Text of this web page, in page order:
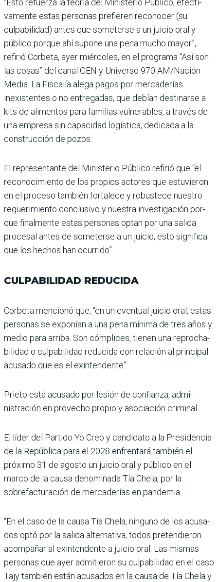
“Esto refuerza la teoría del Ministerio Público, efecti­
vamente estas personas pre­fieren reconocer (su
culpabi­lidad) antes que someterse a un juicio oral y
público por­que ahí supone una pena mucho mayor”,
refirió Cor­beta, ayer miércoles, en el programa “Así son
las cosas” del canal GEN y Universo 970 AM/Nación
Media. La Fiscalía alega pagos por mercaderías
inexistentes o no entregadas, que debían destinarse a
kits de alimen­tos para familias vulnera­bles, a través de
una empresa sin capacidad logística, dedi­cada a la
construcción de pozos.
El representante del Minis­terio Público refirió que “el
reconocimiento de los pro­pios actores que estuvieron
en el proceso también for­talece y robustece nuestro
requerimiento conclusivo y nuestra investigación por­
que finalmente estas per­sonas optan por una salida
procesal antes de someterse a un juicio, esto significa
que los hechos han ocurrido”.
CULPABILIDAD REDUCIDA
Corbeta mencionó que, “en un eventual juicio oral, estas
personas se exponían a una pena mínima de tres años y
medio para arriba. Son cóm­plices, tienen una reprocha­
bilidad o culpabilidad redu­cida con relación al principal
acusado que es el exinten­dente”.
Prieto está acusado por lesión de confianza, admi­
nistración en provecho pro­pio y asociación criminal.
El líder del Partido Yo Creo y candidato a la Presiden­cia
de la República para el 2028 enfrentará también el
próximo 31 de agosto un jui­cio oral y público en el
marco de la causa denominada Tía Chela, por la
sobrefactura­ción de mercaderías en pan­demia.
“En el caso de la causa Tía Chela, ninguno de los acusa­
dos optó por la salida alter­nativa, todos pretendieron
acompañar al exintendente a juicio oral. Las mismas
personas que ayer admi­tieron su culpabilidad en el caso
Tajy también están acusados en la causa de Tía Chela y